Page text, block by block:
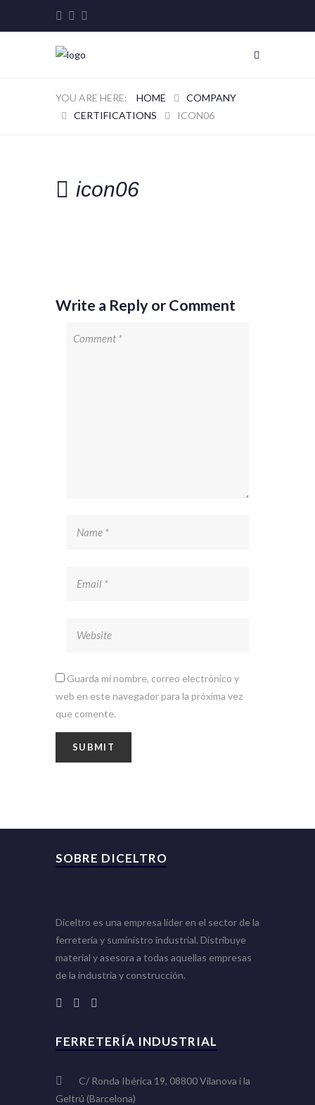
HOME
COMPANY
CERTIFICATIONS
ICON06
icon06
Write a Reply or Comment
Guarda mi nombre, correo electrónico y
web en este navegador para la próxima vez
que comente.
SOBRE DICELTRO
Diceltro es una empresa líder en el sector de la
ferretería y suministro industrial. Distribuye
material y asesora a todas aquellas empresas
de la industria y construcción.
FERRETERÍA INDUSTRIAL
C/ Ronda Ibérica 19, 08800 Vilanova i la
Geltrú (Barcelona)